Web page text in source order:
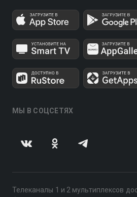
МЫ В СОЦСЕТЯХ
Телеканалы 1 и 2 мультиплексов